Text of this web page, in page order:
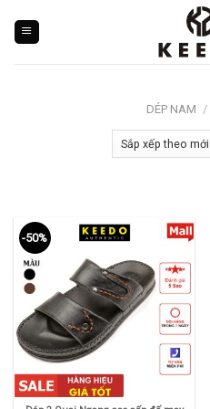
content
DÉP NAM /
-50%